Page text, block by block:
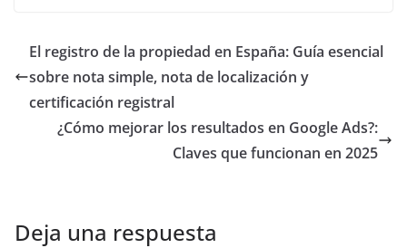
un ERP para una
gestión más
eficiente
El registro de la propiedad en España: Guía esencial
sobre nota simple, nota de localización y
certificación registral
¿Cómo mejorar los resultados en Google Ads?:
Claves que funcionan en 2025
Deja una respuesta